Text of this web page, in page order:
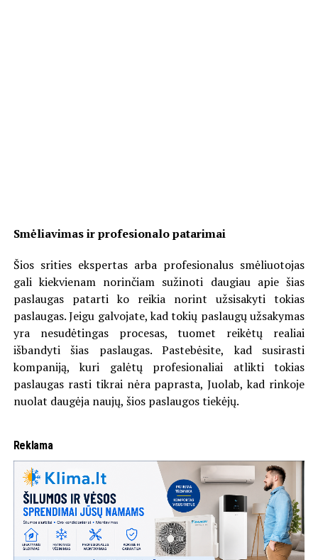
Smėliavimas ir profesionalo patarimai
Šios srities ekspertas arba profesionalus smėliuotojas
gali kiekvienam norinčiam sužinoti daugiau apie šias
paslaugas patarti ko reikia norint užsisakyti tokias
paslaugas. Jeigu galvojate, kad tokių paslaugų užsakymas
yra nesudėtingas procesas, tuomet reikėtų realiai
išbandyti šias paslaugas. Pastebėsite, kad susirasti
kompaniją, kuri galėtų profesionaliai atlikti tokias
paslaugas rasti tikrai nėra paprasta, Juolab, kad rinkoje
nuolat daugėja naujų, šios paslaugos tiekėjų.
Reklama